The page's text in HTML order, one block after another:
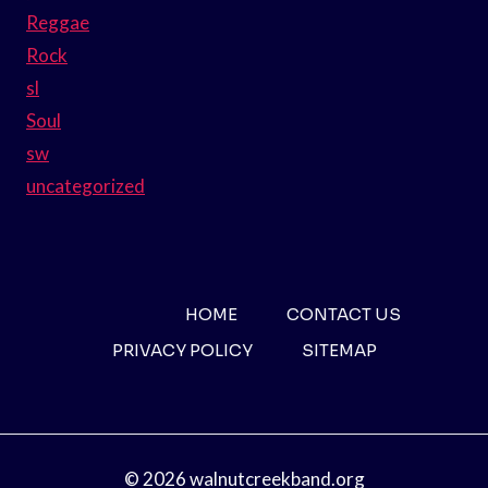
Reggae
Rock
sl
Soul
sw
uncategorized
HOME
CONTACT US
PRIVACY POLICY
SITEMAP
© 2026 walnutcreekband.org